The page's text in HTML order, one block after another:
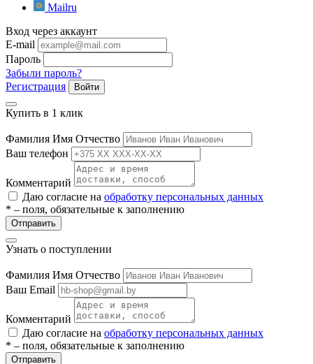
Mailru
Вход через аккаунт
E-mail
Пароль
Забыли пароль?
Регистрация
Войти
Купить в 1 клик
Фамилия Имя Отчество
Ваш телефон
Комментарий
Даю согласие на обработку персональных данных
* – поля, обязательные к заполнению
Отправить
Узнать о поступлении
Фамилия Имя Отчество
Ваш Email
Комментарий
Даю согласие на обработку персональных данных
* – поля, обязательные к заполнению
Отправить